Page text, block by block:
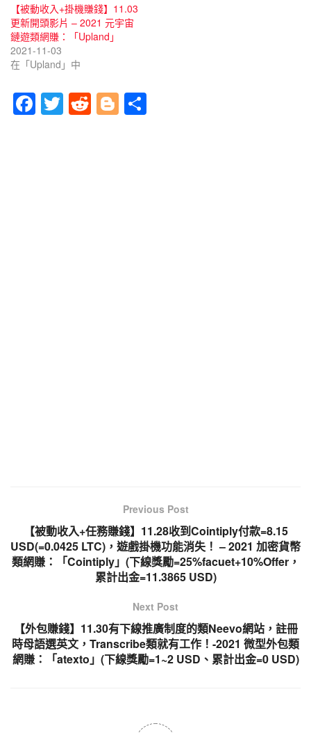
【被動收入+掛機賺錢】11.03
更新開頭影片 – 2021 元宇宙
鏈遊類網賺：「Upland」
2021-11-03
在「Upland」中
F
a
T
wi
R
e
Bl
o
Previous Post
【被動收入+任務賺錢】11.28收到Cointiply付款=8.15
USD(=0.0425 LTC)，遊戲掛機功能消失！ – 2021 加密貨幣
類網賺：「Cointiply」(下線獎勵=25%facuet+10%Offer，
累計出金=11.3865 USD)
Next Post
【外包賺錢】11.30有下線推廣制度的類Neevo網站，註冊
時母語選英文，Transcribe類就有工作！-2021 微型外包類
網賺：「atexto」(下線獎勵=1~2 USD、累計出金=0 USD)